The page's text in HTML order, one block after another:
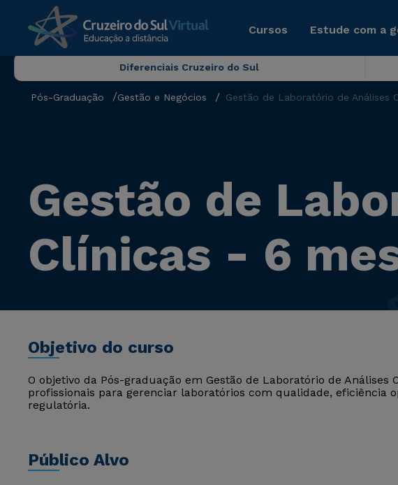
Cursos Estude com a
Diferenciais Cruzeiro do Sul
Pós-Graduação Gestão e Negócios Gestão de Laboratório de Análises
Gestão de
Clínicas - 6
Objetivo do curso
O objetivo da Pós-graduação em Gestão de Laboratório de Análises
profissionais para gerenciar laboratórios com qualidade, eficiência
regulatória.
Público Alvo